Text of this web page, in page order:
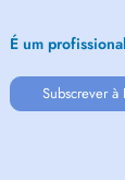
É um
Subscrever à